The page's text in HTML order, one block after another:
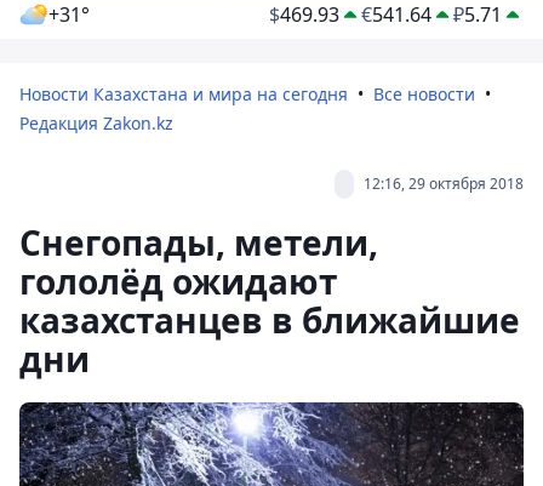
+31° $469.93 €541.64 ₽5.71
Новости Казахстана и мира на сегодня
Все новости
Редакция Zakon.kz
12:16, 29 октября 2018
Снегопады, метели,
гололёд ожидают
казахстанцев в ближайшие
дни